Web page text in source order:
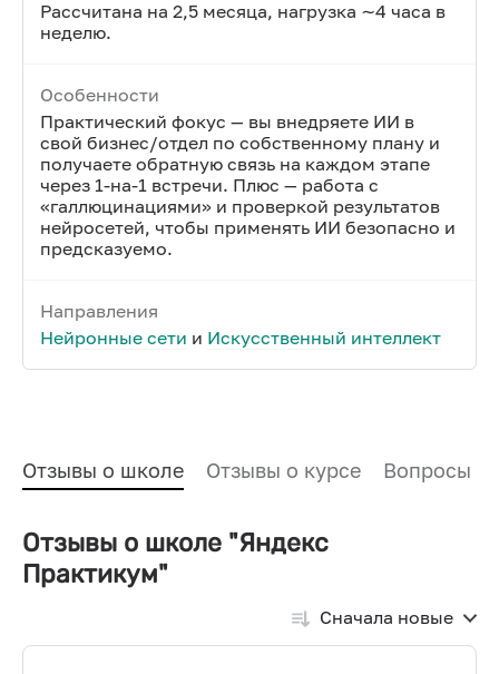
Рассчитана на 2,5 месяца, нагрузка ∼4 часа в
неделю.
Особенности
Практический фокус — вы внедряете ИИ в
свой бизнес/отдел по собственному плану и
получаете обратную связь на каждом этапе
через 1-на-1 встречи. Плюс — работа с
«галлюцинациями» и проверкой результатов
нейросетей, чтобы применять ИИ безопасно и
предсказуемо.
Направления
Нейронные сети и Искусственный интеллект
Отзывы о школе Отзывы о курсе Вопросы и
Отзывы о школе "Яндекс
Практикум"
Сначала новые